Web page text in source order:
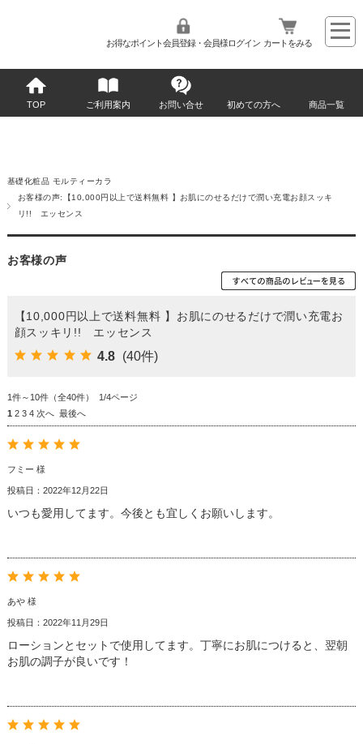
お得なポイント会員登録・会員様ログイン カートをみる
TOP ご利用案内 お問い合せ 初めての方へ 商品一覧
基礎化粧品 モルティーカラ
お客様の声:【10,000円以上で送料無料 】お肌にのせるだけで潤い充電お顔スッキ
リ!! エッセンス
お客様の声
【10,000円以上で送料無料 】お肌にのせるだけで潤い充電お
顔スッキリ!! エッセンス
4.8 (40件)
1件～10件（全40件） 1/4ページ
1 2 3 4 次へ 最後へ
フミー 様
投稿日：2022年12月22日
いつも愛用してます。今後とも宜しくお願いします。
あや 様
投稿日：2022年11月29日
ローションとセットで使用してます。丁寧にお肌につけると、翌朝
お肌の調子が良いです！